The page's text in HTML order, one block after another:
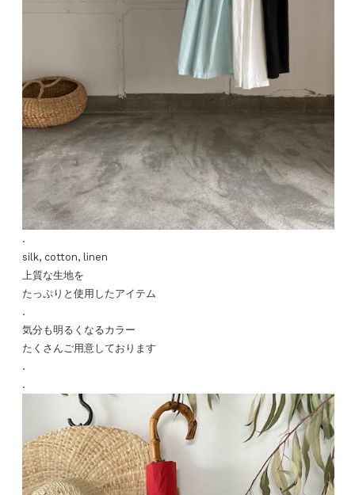
.
silk, cotton, linen
上質な生地を
たっぷりと使用したアイテム
.
気分も明るくなるカラー
たくさんご用意しております
.
.